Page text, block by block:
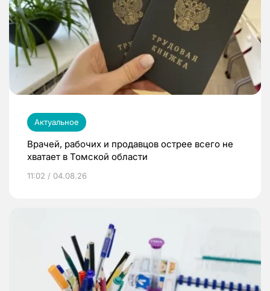
Актуальное
Врачей, рабочих и продавцов острее всего не
хватает в Томской области
11:02 / 04.08.26